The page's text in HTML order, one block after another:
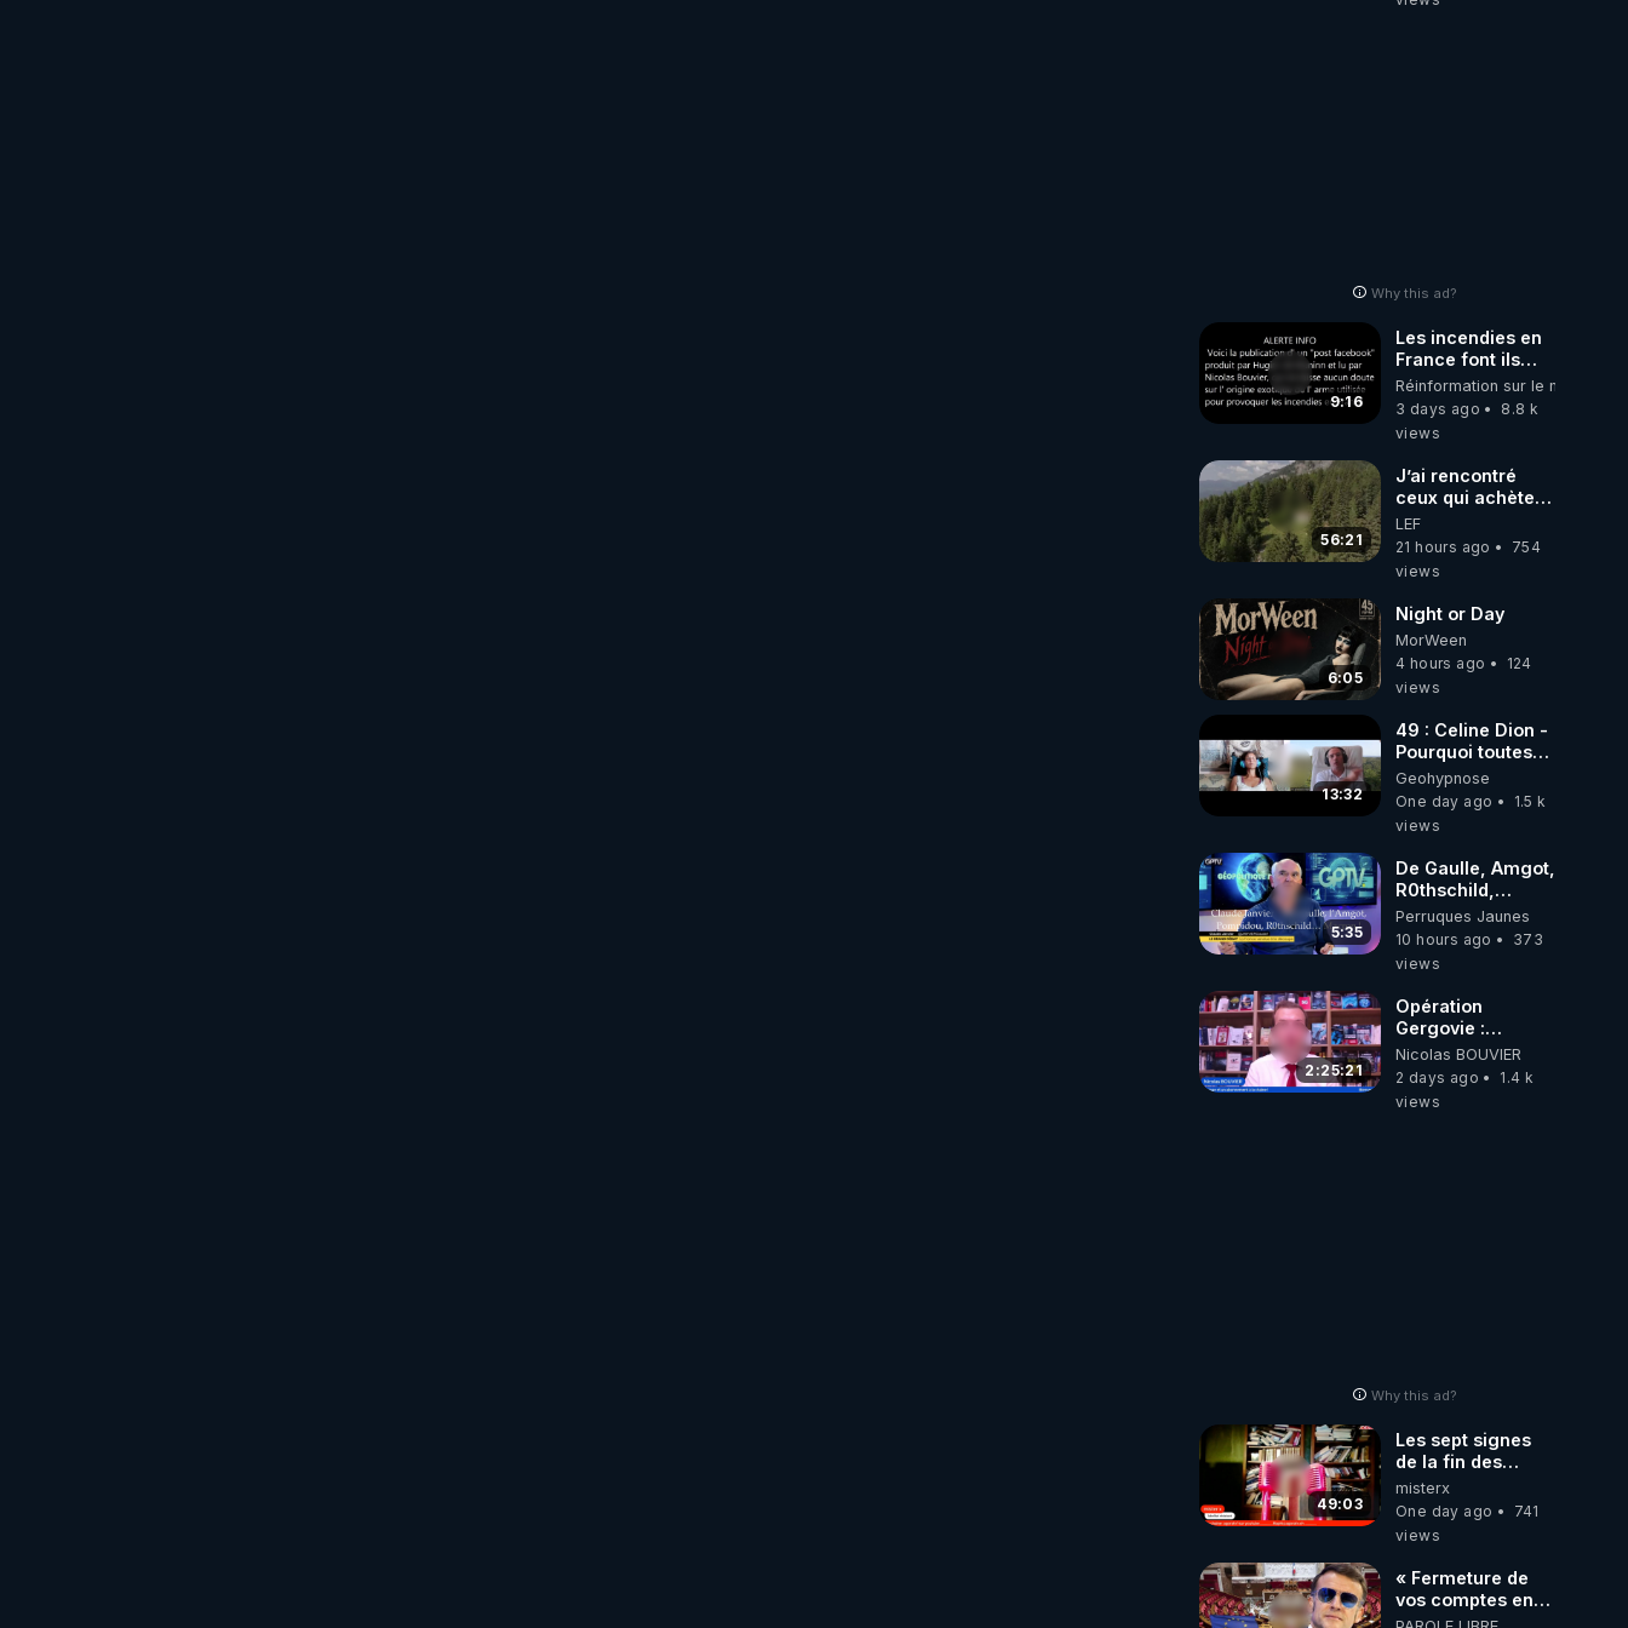
Why this ad?
9:16
Les incendies en
France font ils
partie d' un plan
qui aurait débuté
le 11 septembre
Réinformation sur le monde
3 days ago
8.8 k
views
56:21
J’ai rencontré
ceux qui achètent
des bunkers pour
survivre à la fin
du monde
LEF
21 hours ago
754
views
6:05
Night or Day
MorWeen
4 hours ago
124
views
13:32
49 : Celine Dion -
Pourquoi toutes
ces rumeurs ?
Enquête sous
hypnose
Geohypnose
One day ago
1.5 k
views
5:35
De Gaulle, Amgot,
R0thschild,
Macron &
Pompidou…
Macron Claude
X 2024
Perruques Jaunes
10 hours ago
373
views
2:25:21
Opération
Gergovie :
‪@38resistancegauloise‬
‪@MarionSigautOfficiel‬
‪@gladysriifard5710‬
Nicolas BOUVIER
2 days ago
1.4 k
views
Why this ad?
49:03
Les sept signes
de la fin des
temps selon
l’intervenant
misterx
One day ago
741
views
« Fermeture de
vos comptes en
banque ! » :